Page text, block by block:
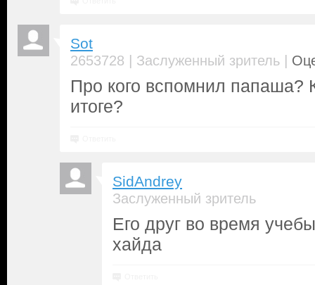
Sot
2653728 | Заслуженный зритель |
Про кого вспомнил папаша?
итоге?
SidAndrey
Заслуженный зритель
Его друг во время
хайда